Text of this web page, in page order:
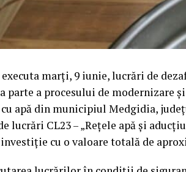
executa marți, 9 iunie, lucrări de
parte a procesului de modernizare
apă din municipiul Medgidia,
lucrări CL23 – „Rețele apă și
cu o valoare totală de